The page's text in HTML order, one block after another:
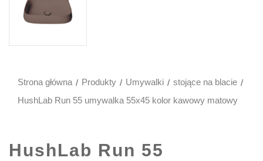
Strona główna Produkty Umywalki
stojące na blacie
HushLab Run 55 umywalka 55x45 kolor kawowy matowy
HushLab Run 55